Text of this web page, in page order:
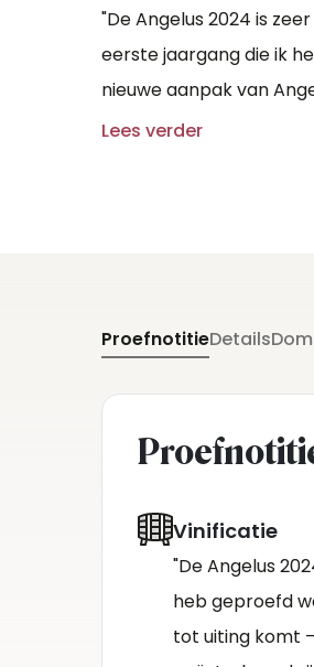
"De Angelus 2024 is
eerste jaargang die ik
nieuwe aanpak van
komt – een stijl waarbij
Lees verder
ProefnotitieDetails
Vinificatie
"De Angelus
heb geproefd
tot uiting komt